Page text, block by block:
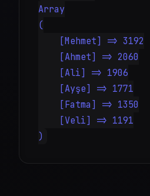
Array
(
    [Mehmet] => 3192
    [Ahmet] => 2060
    [Ali] => 1906
    [Ayşe] => 1771
    [Fatma] => 1350
    [Veli] => 1191
)